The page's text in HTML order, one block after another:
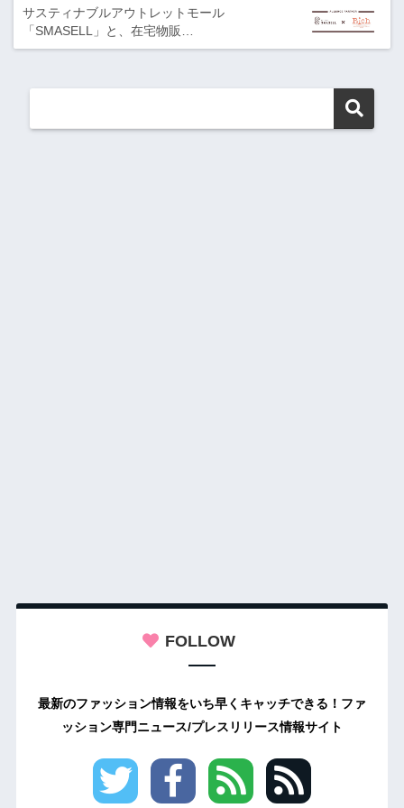
サスティナブルアウトレットモール
「SMASELL」と、在宅物販…
FOLLOW
最新のファッション情報をいち早くキャッチできる！ファ
ッション専門ニュース/プレスリリース情報サイト